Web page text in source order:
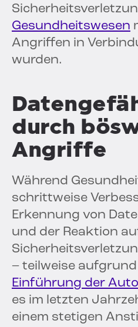
Gesundheitswesen
Angriffen in
wurden.
durch
Angriffe
Während
schrittweise
Erkennung von
und der Reaktion
– teilweise
Einführung der
es im letzten
einem stetigen